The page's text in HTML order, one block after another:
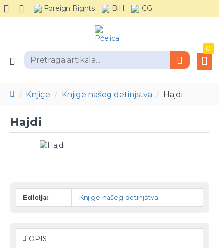
Foreign Rights BiH CG
0
Knjige Knjige našeg detinjstva Hajdi
Hajdi
Edicija: Knjige našeg detinjstva
OPIS